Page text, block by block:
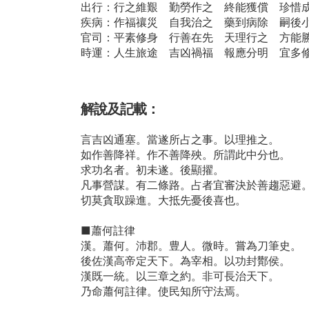
出行：行之維艱 勤勞作之 終能獲償 珍惜
疾病：作福禳災 自我治之 藥到病除 嗣後
官司：平素修身 行善在先 天理行之 方能
時運：人生旅途 吉凶禍福 報應分明 宜多
解說及記載：
言吉凶通塞。當遂所占之事。以理推之。
如作善降祥。作不善降殃。所謂此中分也。
求功名者。初未遂。後顯擢。
凡事營謀。有二條路。占者宜審決於善趨惡避。
切莫貪取躁進。大抵先憂後喜也。
■蕭何註律
漢。蕭何。沛郡。豊人。微時。嘗為刀筆史。
後佐漢高帝定天下。為宰相。以功封酇侯。
漢既一統。以三章之約。非可長治天下。
乃命蕭何註律。使民知所守法焉。